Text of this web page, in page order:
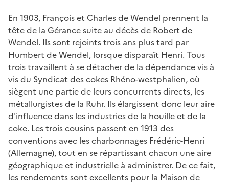
En 1903, François et Charles de Wendel prennent la
tête de la Gérance suite au décès de Robert de
Wendel. Ils sont rejoints trois ans plus tard par
Humbert de Wendel, lorsque disparaît Henri. Tous
trois travaillent à se détacher de la dépendance vis à
vis du Syndicat des cokes Rhéno-westphalien, où
siègent une partie de leurs concurrents directs, les
métallurgistes de la Ruhr. Ils élargissent donc leur aire
d'influence dans les industries de la houille et de la
coke. Les trois cousins passent en 1913 des
conventions avec les charbonnages Frédéric-Henri
(Allemagne), tout en se répartissant chacun une aire
géographique et industrielle à administrer. De ce fait,
les rendements sont excellents pour la Maison de